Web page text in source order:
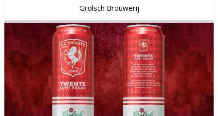
Grolsch Brouwerij